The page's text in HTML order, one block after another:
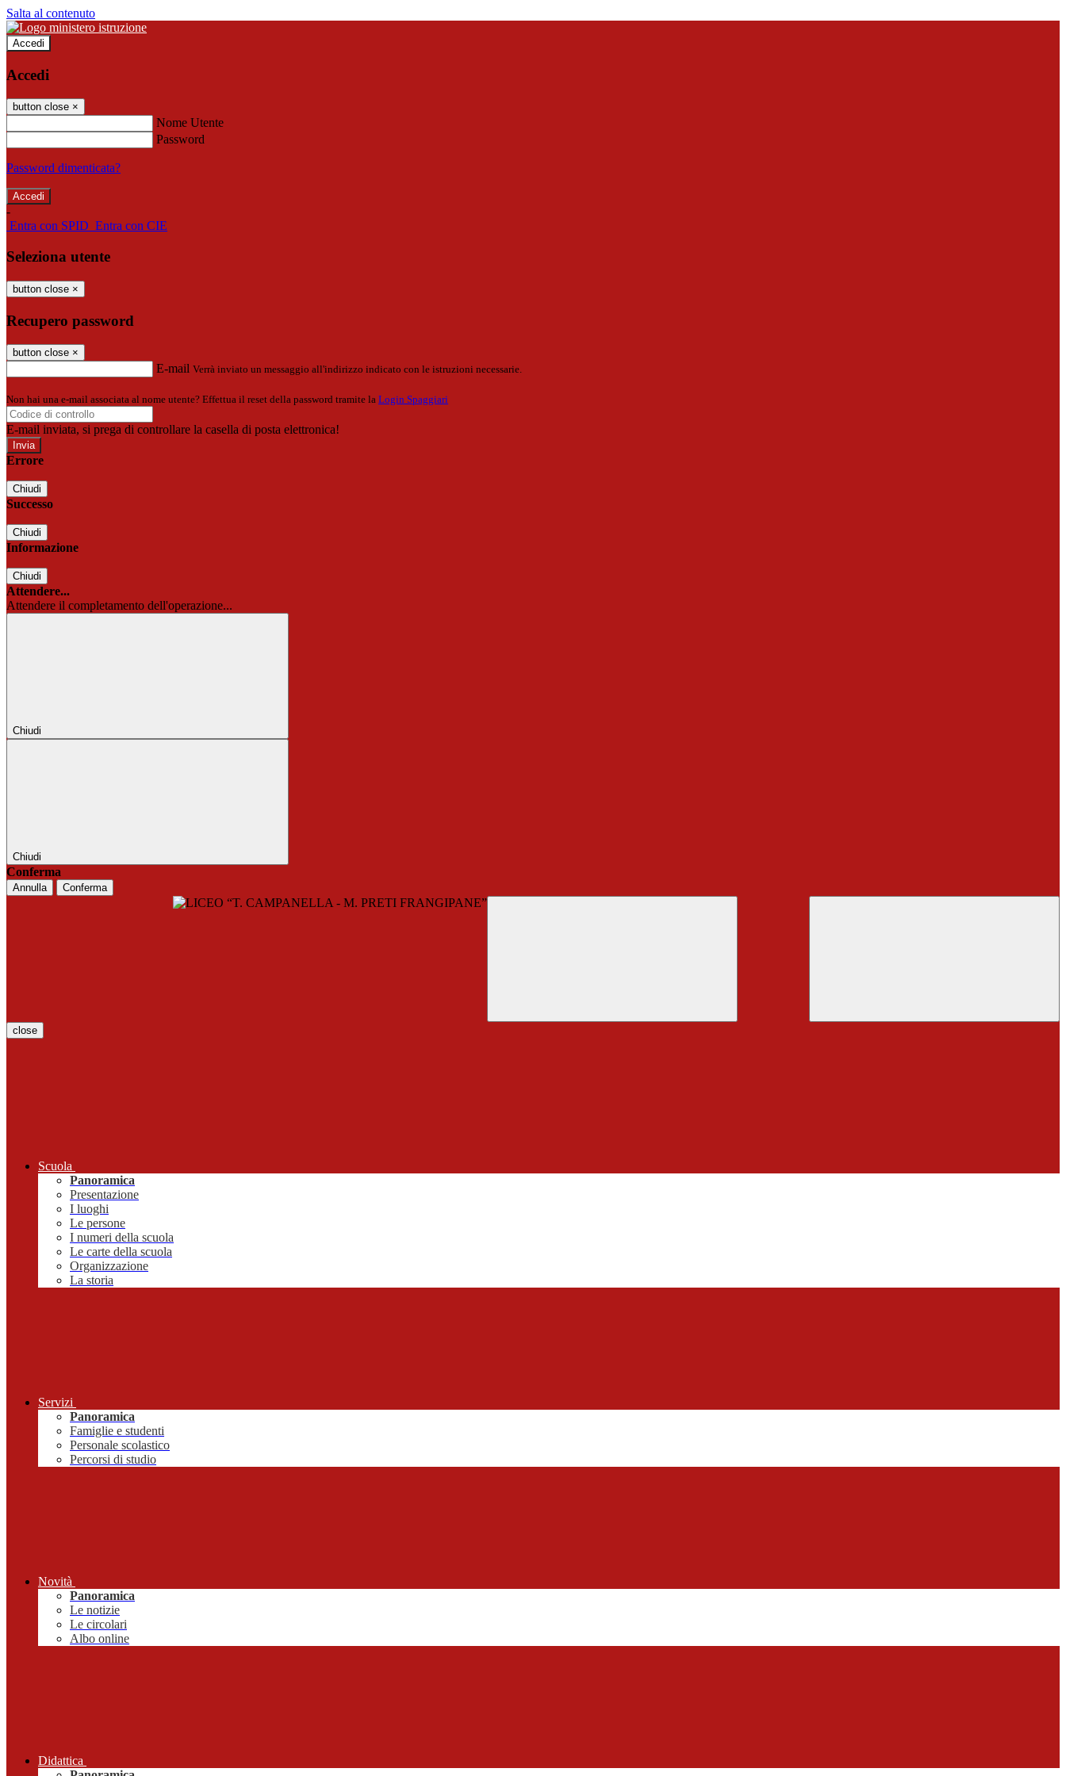
Salta al contenuto
Accedi
Accedi
button close ×
Nome Utente
Password
Password dimenticata?
-
Entra con SPID Entra con CIE
Seleziona utente
button close ×
Recupero password
button close ×
E-mail Verrà inviato un messaggio all'indirizzo indicato con le istruzioni necessarie.
Non hai una e-mail associata al nome utente? Effettua il reset della password tramite la Login Spaggiari
E-mail inviata, si prega di controllare la casella di posta elettronica!
Errore
Chiudi
Successo
Chiudi
Informazione
Chiudi
Attendere...
Attendere il completamento dell'operazione...
Chiudi
Chiudi
Conferma
Annulla Conferma
close
Scuola
Panoramica
Presentazione
I luoghi
Le persone
I numeri della scuola
Le carte della scuola
Organizzazione
La storia
Servizi
Panoramica
Famiglie e studenti
Personale scolastico
Percorsi di studio
Novità
Panoramica
Le notizie
Le circolari
Albo online
Didattica